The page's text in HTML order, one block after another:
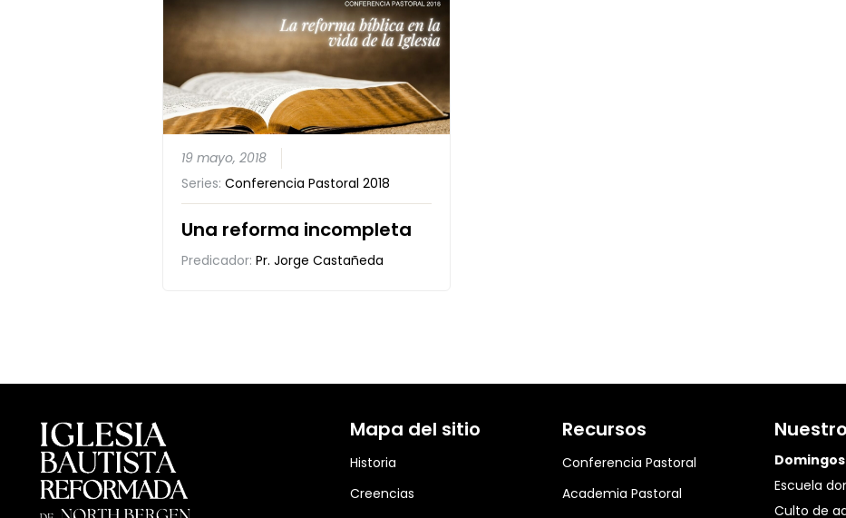
19 mayo, 2018
Series: Conferencia Pastoral 2018
Una reforma incompleta
Predicador: Pr. Jorge Castañeda
Mapa del sitio
Historia
Creencias
Recursos
Conferencia Pastoral
Academia Pastoral
Domingos
Escuela
Culto de